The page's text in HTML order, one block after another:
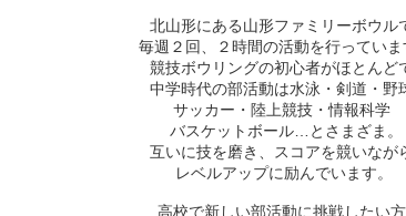
北山形にある山形ファミリーボウル
毎週２回、２時間の活動を行っていま
競技ボウリングの初心者がほとんど
中学時代の部活動は水泳・剣道・野
サッカー・陸上競技・情報科学
バスケットボール…とさまざま。
互いに技を磨き、スコアを競いなが
レベルアップに励んでいます。
高校で新しい部活動に挑戦したい方